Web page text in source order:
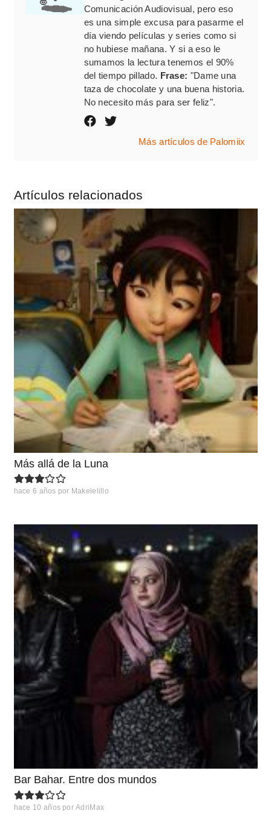
Comunicación Audiovisual, pero eso
es una simple excusa para pasarme el
día viendo películas y series como si
no hubiese mañana. Y si a eso le
sumamos la lectura tenemos el 90%
del tiempo pillado. Frase: "Dame una
taza de chocolate y una buena historia.
No necesito más para ser feliz".
Más artículos de Palomiix
Artículos relacionados
Más allá de la Luna
hace 6 años por Makelelillo
Bar Bahar. Entre dos mundos
hace 10 años por AdriMax